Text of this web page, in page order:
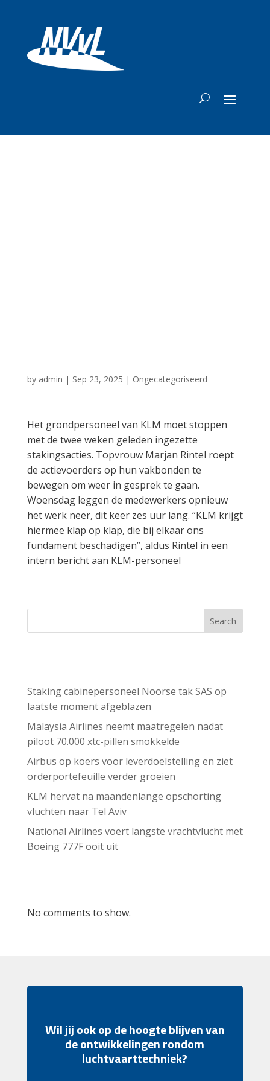
by admin | Sep 23, 2025 | Ongecategoriseerd
Het grondpersoneel van KLM moet stoppen
met de twee weken geleden ingezette
stakingsacties. Topvrouw Marjan Rintel roept
de actievoerders op hun vakbonden te
bewegen om weer in gesprek te gaan.
Woensdag leggen de medewerkers opnieuw
het werk neer, dit keer zes uur lang. “KLM krijgt
hiermee klap op klap, die bij elkaar ons
fundament beschadigen”, aldus Rintel in een
intern bericht aan KLM-personeel
Search
Staking cabinepersoneel Noorse tak SAS op
laatste moment afgeblazen
Malaysia Airlines neemt maatregelen nadat
piloot 70.000 xtc-pillen smokkelde
Airbus op koers voor leverdoelstelling en ziet
orderportefeuille verder groeien
KLM hervat na maandenlange opschorting
vluchten naar Tel Aviv
National Airlines voert langste vrachtvlucht met
Boeing 777F ooit uit
No comments to show.
Wil jij ook op de hoogte blijven van
de ontwikkelingen rondom
luchtvaarttechniek?